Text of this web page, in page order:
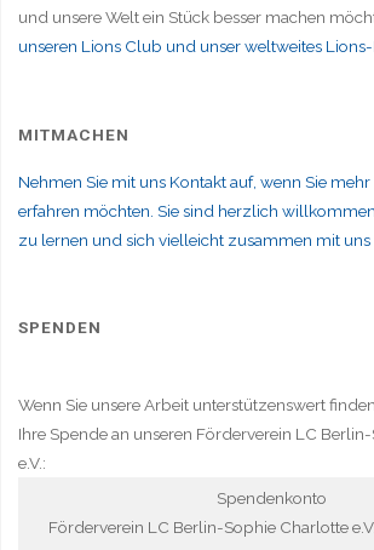
und unsere Welt ein Stück besser machen
unseren Lions Club und unser weltweites
MITMACHEN
Nehmen Sie mit uns Kontakt auf, wenn Sie
erfahren möchten. Sie sind herzlich
zu lernen und sich vielleicht zusammen mit uns
SPENDEN
Wenn Sie unsere Arbeit unterstützenswert
Ihre Spende an unseren Förderverein LC
e.V.:
Spendenkonto
Förderverein LC Berlin-Sophie Charlotte